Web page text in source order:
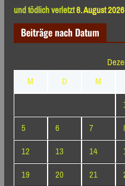
und tödlich verletzt8. August 2026
Beiträge nach Datum
M
D M
5
6 7
12
13 14
19
20 21